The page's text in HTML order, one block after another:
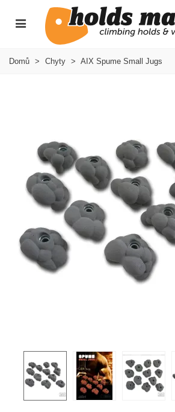
Domů > Chyty > AIX Spume Small Jugs